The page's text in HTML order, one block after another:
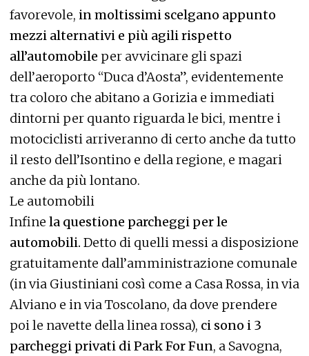
favorevole, in moltissimi scelgano appunto
mezzi alternativi e più agili rispetto
all’automobile per avvicinare gli spazi
dell’aeroporto “Duca d’Aosta”, evidentemente
tra coloro che abitano a Gorizia e immediati
dintorni per quanto riguarda le bici, mentre i
motociclisti arriveranno di certo anche da tutto
il resto dell’Isontino e della regione, e magari
anche da più lontano.
Le automobili
Infine la questione parcheggi per le
automobili. Detto di quelli messi a disposizione
gratuitamente dall’amministrazione comunale
(in via Giustiniani così come a Casa Rossa, in via
Alviano e in via Toscolano, da dove prendere
poi le navette della linea rossa), ci sono i 3
parcheggi privati di Park For Fun, a Savogna,